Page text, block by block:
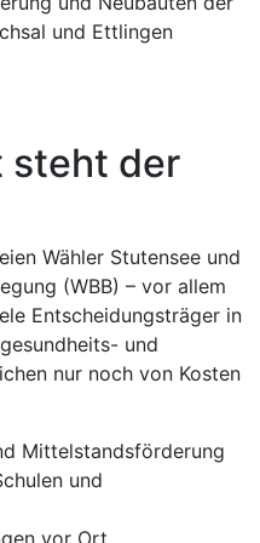
und Ettlingen
steht der
Wähler Stutensee und
(WBB) – vor allem
Entscheidungsträger in
und
nur noch von Kosten
Mittelstandsförderung
und
vor Ort